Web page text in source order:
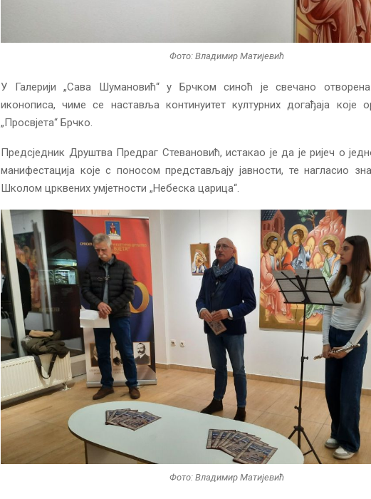
Фото: Владимир Матијевић
У Галерији „Сава Шумановић“ у Брчком синоћ је свечано
иконописа, чиме се наставља континуитет културних догађаја које
„Просвјета“ Брчко.
Предсједник Друштва Предраг Стевановић, истакао је да је ријеч о
манифестација које с поносом представљају јавности, те нагласио
Школом црквених умјетности „Небеска царица“.
Фото: Владимир Матијевић